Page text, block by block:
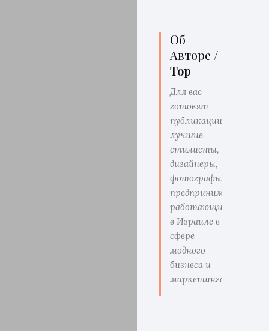
Об
Авторе /
Top
Для вас
готовят
публикации
лучшие
стилисты,
дизайнеры,
фотографы,
предприниматели
работающие
в Израиле в
сфере
модного
бизнеса и
маркетинга.